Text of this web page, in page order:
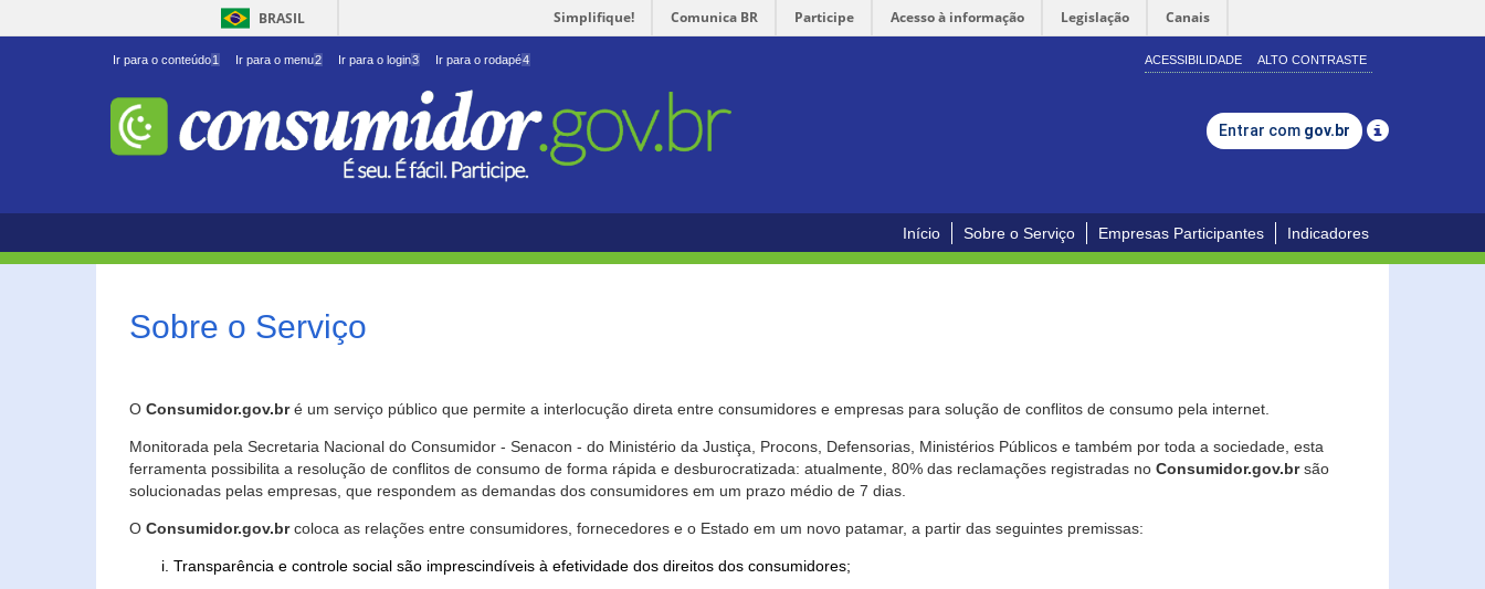
BRASIL Simplifique! Comunica BR Participe Acesso à informação Legislação Canais
Ir para o conteúdo1 Ir para o menu2 Ir para o login3 Ir para o rodapé4 ACESSIBILIDADE ALTO CONTRASTE
Entrar com gov.br
Início Sobre o Serviço Empresas Participantes Indicadores
Sobre o Serviço
O Consumidor.gov.bré um serviço público que permite a interlocução direta entre consumidores e empresas para solução de conflitos de consumo pela internet.
Monitorada pela Secretaria Nacional do Consumidor - Senacon - do Ministério da Justiça, Procons, Defensorias, Ministérios Públicos e também por toda a sociedade, esta
ferramenta possibilita a resolução de conflitos de consumo de forma rápida e desburocratizada: atualmente, 80% das reclamações registradas no Consumidor.gov.brsão
solucionadas pelas empresas, que respondem as demandas dos consumidores em um prazo médio de 7 dias.
O Consumidor.gov.brcoloca as relações entre consumidores, fornecedores e o Estado em um novo patamar, a partir das seguintes premissas:
Transparência e controle social são imprescindíveis à efetividade dos direitos dos consumidores;